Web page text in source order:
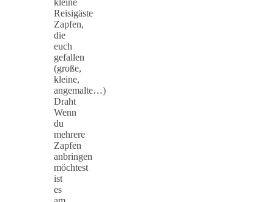
kleine
Reisigäste
Zapfen,
die
euch
gefallen
(große,
kleine,
angemalte…)
Draht
Wenn
du
mehrere
Zapfen
anbringen
möchtest
ist
es